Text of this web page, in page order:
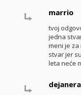
marrio
tvoj
jedna
meni je
stvar jer
leta neće
dejanera